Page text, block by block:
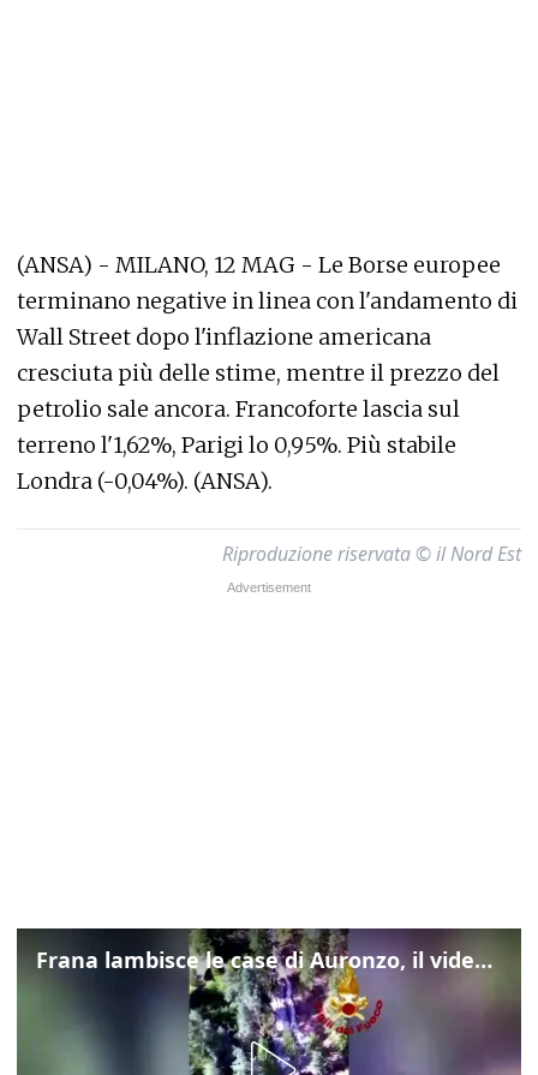
(ANSA) - MILANO, 12 MAG - Le Borse europee
terminano negative in linea con l'andamento di
Wall Street dopo l'inflazione americana
cresciuta più delle stime, mentre il prezzo del
petrolio sale ancora. Francoforte lascia sul
terreno l'1,62%, Parigi lo 0,95%. Più stabile
Londra (-0,04%). (ANSA).
Riproduzione riservata © il Nord Est
Frana lambisce le case di Auronzo, il video dall'elicottero dei vigili del fuoco